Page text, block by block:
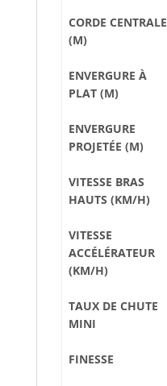
CORDE CENTRALE
(M)
ENVERGURE À
PLAT (M)
ENVERGURE
PROJETÉE (M)
VITESSE BRAS
HAUTS (KM/H)
VITESSE
ACCÉLÉRATEUR
(KM/H)
TAUX DE CHUTE
MINI
FINESSE